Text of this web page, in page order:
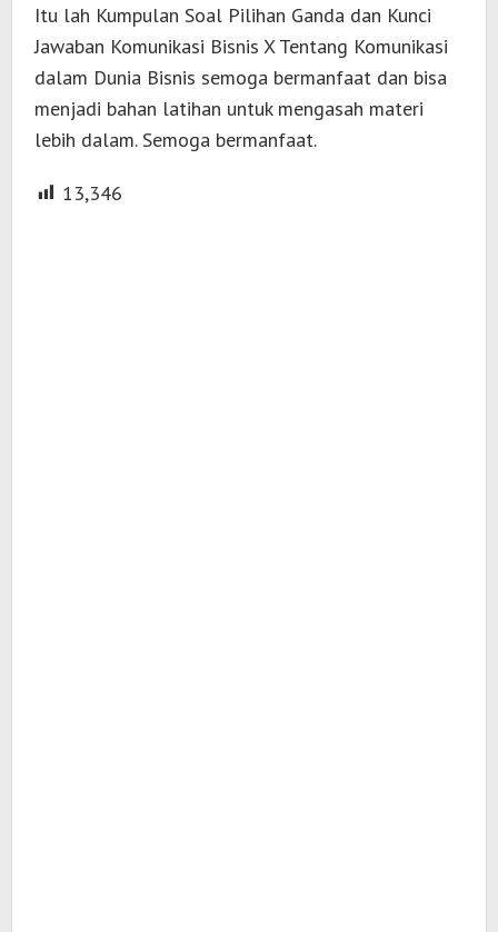
Itu lah Kumpulan Soal Pilihan Ganda dan Kunci
Jawaban Komunikasi Bisnis X Tentang Komunikasi
dalam Dunia Bisnis semoga bermanfaat dan bisa
menjadi bahan latihan untuk mengasah materi
lebih dalam. Semoga bermanfaat.
13,346